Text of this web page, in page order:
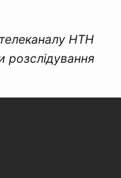
НТН
розслідування